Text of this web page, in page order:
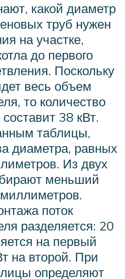
какой диаметр
труб нужен
на участке,
до первого
Поскольку
весь объем
то количество
38 кВт.
таблицы,
диаметра, равных
Из двух
меньший
поток
разделяется: 20
на первый
на второй. При
определяют